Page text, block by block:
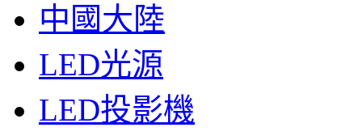
中國大陸
LED光源
LED投影機